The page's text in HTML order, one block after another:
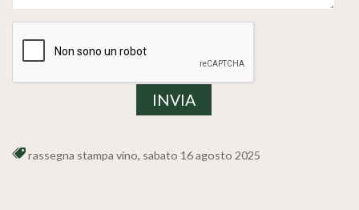
rassegna stampa vino, sabato 16 agosto 2025